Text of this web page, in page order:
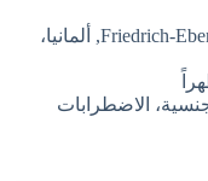
الاضطرابات